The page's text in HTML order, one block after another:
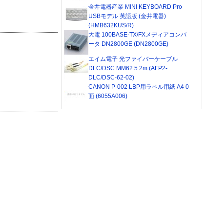
金井電器産業 MINI KEYBOARD Pro
USBモデル 英語版 (金井電器)
(HMB632KUS/R)
大電 100BASE-TX/FXメディアコンバ
ータ DN2800GE (DN2800GE)
エイム電子 光ファイバーケーブル
DLC/DSC MM62.5 2m (AFP2-
DLC/DSC-62-02)
CANON P-002 LBP用ラベル用紙 A4 0
面 (6055A006)